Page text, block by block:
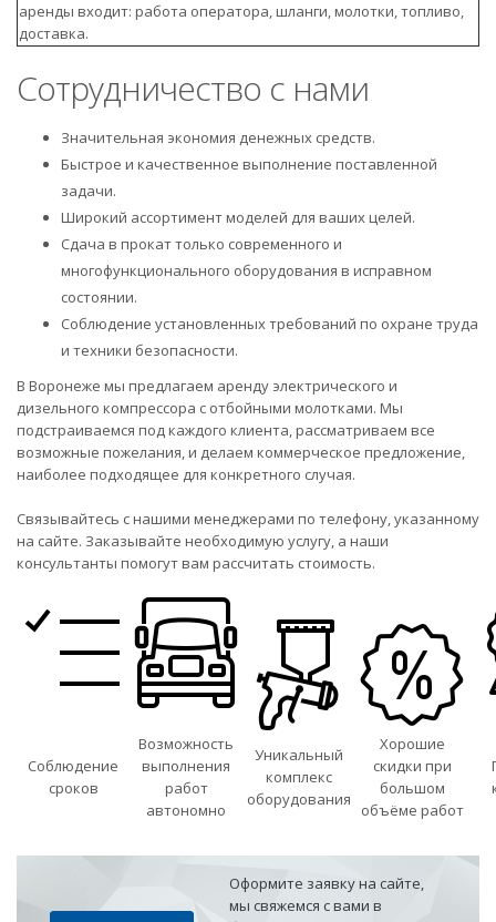
аренды входит: работа оператора, шланги, молотки, топливо,
доставка.
Сотрудничество с нами
Значительная экономия денежных средств.
Быстрое и качественное выполнение поставленной
задачи.
Широкий ассортимент моделей для ваших целей.
Сдача в прокат только современного и
многофункционального оборудования в исправном
состоянии.
Соблюдение установленных требований по охране труда
и техники безопасности.
В Воронеже мы предлагаем аренду электрического и
дизельного компрессора с отбойными молотками. Мы
подстраиваемся под каждого клиента, рассматриваем все
возможные пожелания, и делаем коммерческое предложение,
наиболее подходящее для конкретного случая.
Связывайтесь с нашими менеджерами по телефону, указанному
на сайте. Заказывайте необходимую услугу, а наши
консультанты помогут вам рассчитать стоимость.
Соблюдение
сроков
Возможность
выполнения
работ
автономно
Уникальный
комплекс
оборудования
Хорошие
скидки при
большом
объёме работ
Оформите заявку на сайте,
мы свяжемся с вами в